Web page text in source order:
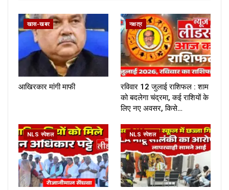
खास-खबर
आखिरकार मांगी माफी
नक्षत्र
रविवार 12 जुलाई राशिफल : शाम
को बदलेगा चंद्रमा, कई राशियों के
लिए नए अवसर, किसे…
NLS स्पेशल NLS स्पेशल